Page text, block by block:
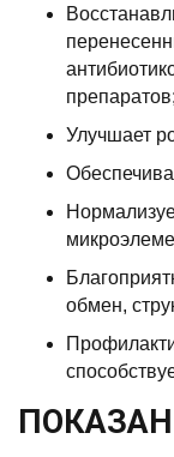
препаратов;
Улучшает
обмен,